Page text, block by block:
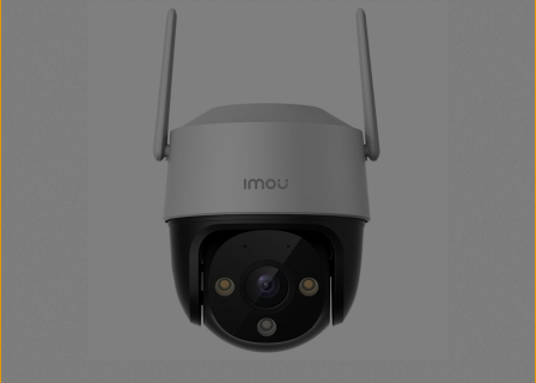
Képgaléria kihagyása